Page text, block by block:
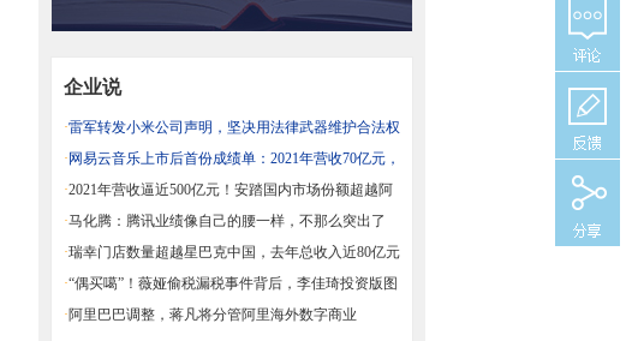
企业说
·雷军转发小米公司声明，坚决用法律武器维护合法权
益
· 网易云音乐上市后首份成绩单：2021年营收70亿元，
同比增长43%
·2021年营收逼近500亿元！安踏国内市场份额超越阿
迪中国
·马化腾：腾讯业绩像自己的腰一样，不那么突出了
·瑞幸门店数量超越星巴克中国，去年总收入近80亿元
·“偶买噶”！薇娅偷税漏税事件背后，李佳琦投资版图
一览
·阿里巴巴调整，蒋凡将分管阿里海外数字商业